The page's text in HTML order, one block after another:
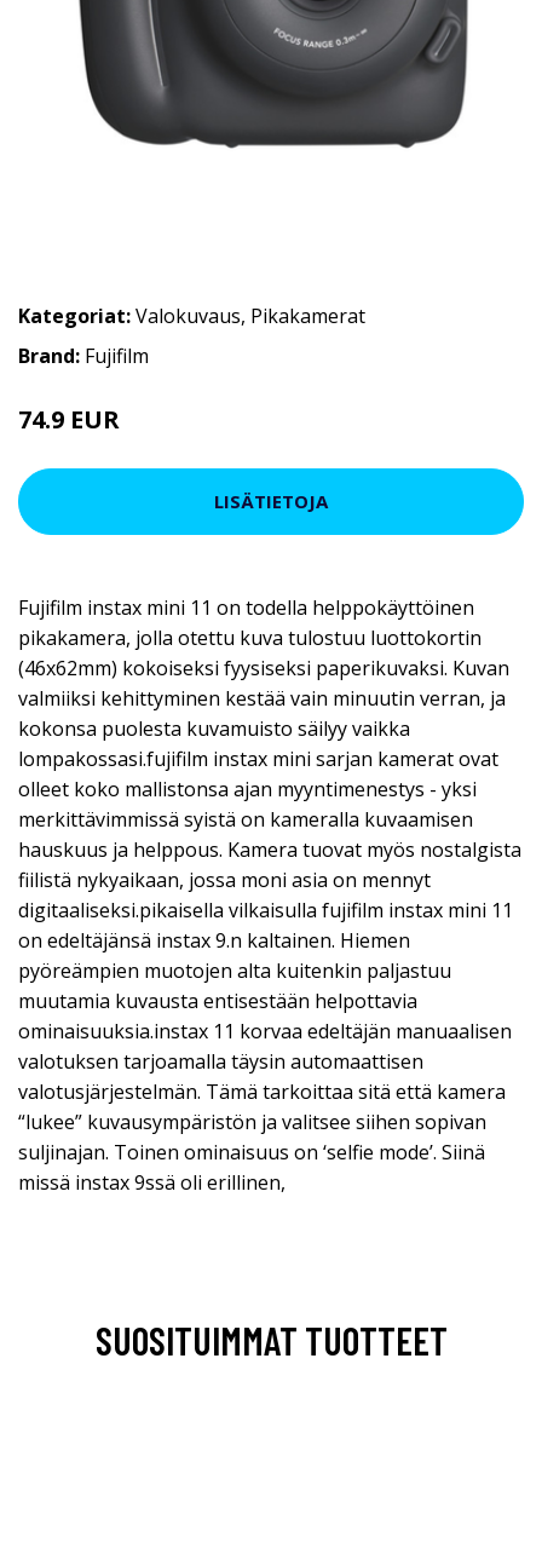
Kategoriat:Valokuvaus, Pikakamerat
Brand: Fujifilm
74.9 EUR
LISÄTIETOJA
Fujifilm instax mini 11 on todella helppokäyttöinen
pikakamera, jolla otettu kuva tulostuu luottokortin
(46x62mm) kokoiseksi fyysiseksi paperikuvaksi. Kuvan
valmiiksi kehittyminen kestää vain minuutin verran, ja
kokonsa puolesta kuvamuisto säilyy vaikka
lompakossasi.fujifilm instax mini sarjan kamerat ovat
olleet koko mallistonsa ajan myyntimenestys - yksi
merkittävimmissä syistä on kameralla kuvaamisen
hauskuus ja helppous. Kamera tuovat myös nostalgista
fiilistä nykyaikaan, jossa moni asia on mennyt
digitaaliseksi.pikaisella vilkaisulla fujifilm instax mini 11
on edeltäjänsä instax 9.n kaltainen. Hiemen
pyöreämpien muotojen alta kuitenkin paljastuu
muutamia kuvausta entisestään helpottavia
ominaisuuksia.instax 11 korvaa edeltäjän manuaalisen
valotuksen tarjoamalla täysin automaattisen
valotusjärjestelmän. Tämä tarkoittaa sitä että kamera
“lukee” kuvausympäristön ja valitsee siihen sopivan
suljinajan. Toinen ominaisuus on ‘selfie mode’. Siinä
missä instax 9ssä oli erillinen,
SUOSITUIMMAT TUOTTEET